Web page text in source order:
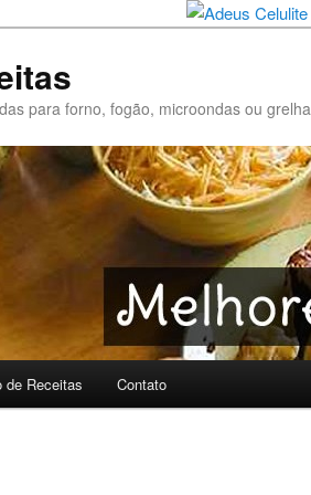
para forno, fogão, microondas ou grelha
de Receitas Contato